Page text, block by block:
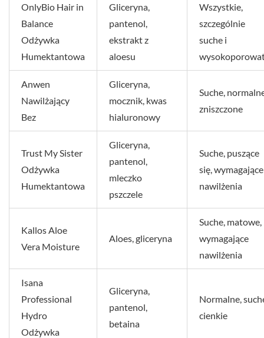
OnlyBio Hair in
Balance
Odżywka
Humektantowa
Gliceryna,
pantenol,
ekstrakt z
aloesu
Wszystkie,
szczególnie
suche i
Anwen
Nawilżający
Bez
Gliceryna,
mocznik, kwas
hialuronowy
Suche,
zniszczone
Trust My Sister
Odżywka
Humektantowa
Gliceryna,
pantenol,
mleczko
pszczele
Suche, puszące
się, wymagające
nawilżenia
Kallos Aloe
Vera Moisture
Aloes, gliceryna
Suche, matowe,
wymagające
nawilżenia
Isana
Professional
Hydro
Odżywka
Gliceryna,
pantenol,
betaina
Normalne,
cienkie